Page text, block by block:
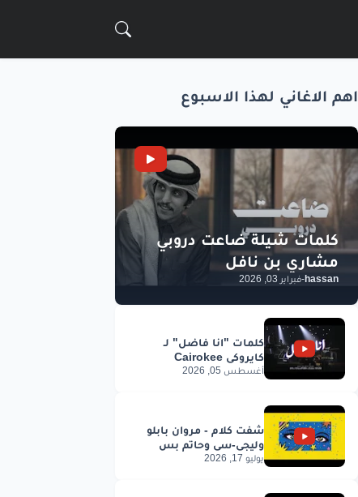
اهم الاغاني لهذا الاسبوع
hassan
-فبراير 03, 2026
أغسطس 05, 2026
يوليو 17, 2026